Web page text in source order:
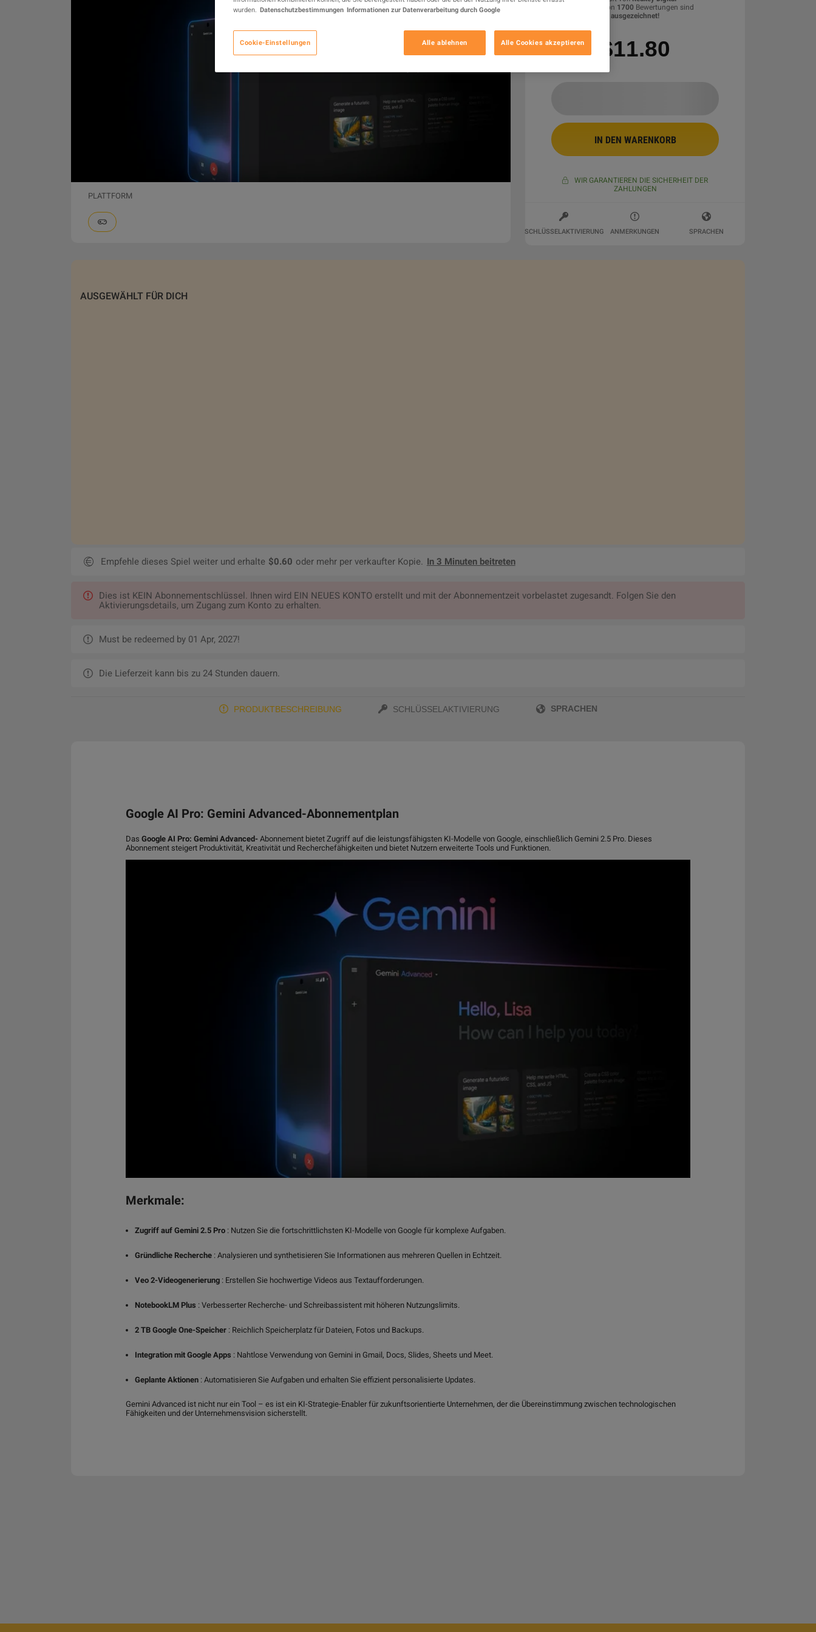
PLATTFORM
von 1700 Bewertungen sind
ausgezeichnet!
$11.80
IN DEN WARENKORB
WIR GARANTIEREN DIE SICHERHEIT DER
ZAHLUNGEN
SCHLÜSSELAKTIVIERUNG ANMERKUNGEN SPRACHEN
AUSGEWÄHLT FÜR DICH
Empfehle dieses Spiel weiter und erhalte $0.60 oder mehr per verkaufter Kopie. In 3 Minuten beitreten
Dies ist KEIN Abonnementschlüssel. Ihnen wird EIN NEUES KONTO erstellt und mit der Abonnementzeit vorbelastet zugesandt. Folgen Sie den
Aktivierungsdetails, um Zugang zum Konto zu erhalten.
Must be redeemed by 01 Apr, 2027!
Die Lieferzeit kann bis zu 24 Stunden dauern.
PRODUKTBESCHREIBUNG SCHLÜSSELAKTIVIERUNG SPRACHEN
Google AI Pro: Gemini Advanced-Abonnementplan
Das Google AI Pro: Gemini Advanced- Abonnement bietet Zugriff auf die leistungsfähigsten KI-Modelle von Google, einschließlich Gemini 2.5 Pro. Dieses
Abonnement steigert Produktivität, Kreativität und Recherchefähigkeiten und bietet Nutzern erweiterte Tools und Funktionen.
Merkmale:
Zugriff auf Gemini 2.5 Pro : Nutzen Sie die fortschrittlichsten KI-Modelle von Google für komplexe Aufgaben.
Gründliche Recherche : Analysieren und synthetisieren Sie Informationen aus mehreren Quellen in Echtzeit.
Veo 2-Videogenerierung : Erstellen Sie hochwertige Videos aus Textaufforderungen.
NotebookLM Plus : Verbesserter Recherche- und Schreibassistent mit höheren Nutzungslimits.
2 TB Google One-Speicher : Reichlich Speicherplatz für Dateien, Fotos und Backups.
Integration mit Google Apps : Nahtlose Verwendung von Gemini in Gmail, Docs, Slides, Sheets und Meet.
Geplante Aktionen : Automatisieren Sie Aufgaben und erhalten Sie effizient personalisierte Updates.
Gemini Advanced ist nicht nur ein Tool – es ist ein KI-Strategie-Enabler für zukunftsorientierte Unternehmen, der die Übereinstimmung zwischen technologischen
Fähigkeiten und der Unternehmensvision sicherstellt.
wurden. Datenschutzbestimmungen Informationen zur Datenverarbeitung durch Google
Cookie-Einstellungen Alle ablehnen Alle Cookies akzeptieren